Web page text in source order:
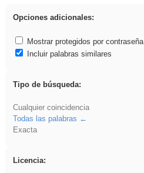
Opciones adicionales:
Mostrar protegidos por contraseña
Incluir palabras similares
Tipo de búsqueda:
Cualquier coincidencia
Todas las palabras
Exacta
Licencia: